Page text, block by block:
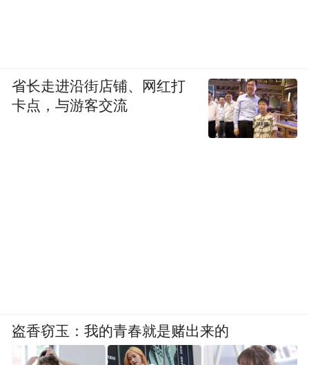
省长走进沿街店铺、网红打
卡点，与游客交流
盗香窃玉：我的青春就是赌出来的